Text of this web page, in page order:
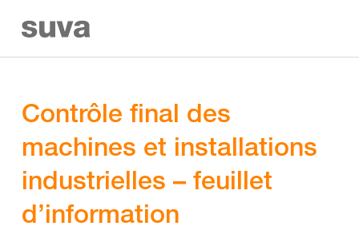
Contrôle final des
machines et installations
industrielles – feuillet
d’information